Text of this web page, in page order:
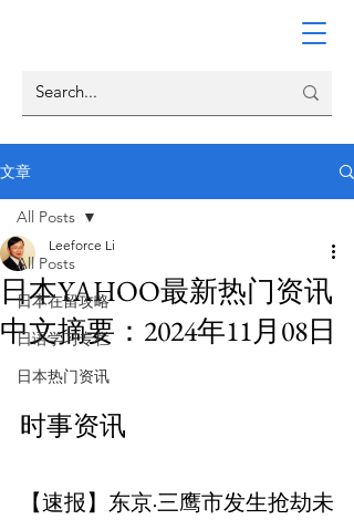
文章
All Posts
日本在留攻略
日语学习专栏
日本热门资讯
All Posts
日本YAHOO最新热门资讯
中文摘要：2024年11月08日
Leeforce Li
【速报】东京·三鹰市发生抢劫未